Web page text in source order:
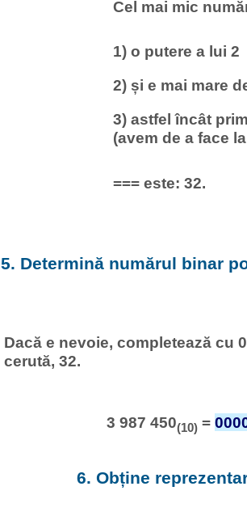
Cel mai mic
1) o putere a lui 2
2) și e mai mare
3) astfel încât
(avem de a face
=== este: 32.
5. Determină numărul binar
Dacă e nevoie, completează cu
cerută, 32.
3 987 450(10) =
6. Obține